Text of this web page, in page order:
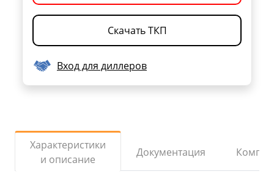
Скачать ТКП
Вход для диллеров
Характеристики
и описание
Документация